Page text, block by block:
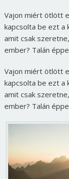
Vajon miért ötlött
kapcsolta be ezt a
amit csak
ember? Talán
Vajon miért ötlött
kapcsolta be ezt a
amit csak
ember? Talán